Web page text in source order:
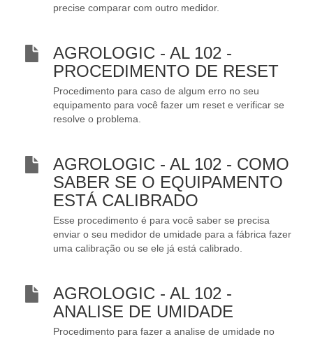
precise comparar com outro medidor.
AGROLOGIC - AL 102 -
PROCEDIMENTO DE RESET
Procedimento para caso de algum erro no seu
equipamento para você fazer um reset e verificar se
resolve o problema.
AGROLOGIC - AL 102 - COMO
SABER SE O EQUIPAMENTO
ESTÁ CALIBRADO
Esse procedimento é para você saber se precisa
enviar o seu medidor de umidade para a fábrica fazer
uma calibração ou se ele já está calibrado.
AGROLOGIC - AL 102 -
ANALISE DE UMIDADE
Procedimento para fazer a analise de umidade no